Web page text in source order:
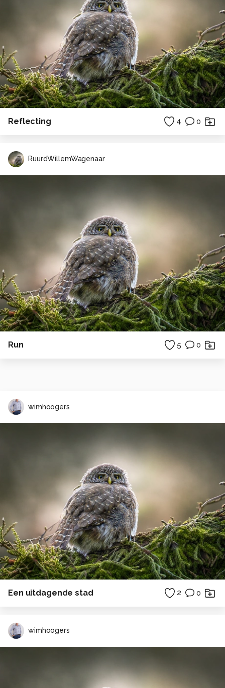
Reflecting 4 0
RuurdWillemWagenaar
Run 5 0
wimhoogers
Een uitdagende stad 2 0
wimhoogers